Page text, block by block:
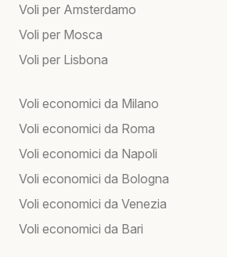
Voli per Amsterdamo
Voli per Mosca
Voli per Lisbona
Voli economici da Milano
Voli economici da Roma
Voli economici da Napoli
Voli economici da Bologna
Voli economici da Venezia
Voli economici da Bari